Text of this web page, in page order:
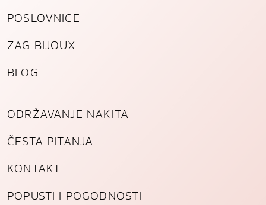
o
i
i
POSLOVNICE
ZAG BIJOUX
BLOG
ODRŽAVANJE NAKITA
ČESTA PITANJA
KONTAKT
POPUSTI I POGODNOSTI